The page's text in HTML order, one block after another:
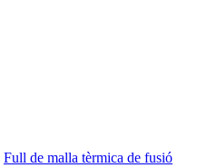
Full de malla tèrmica de fusió